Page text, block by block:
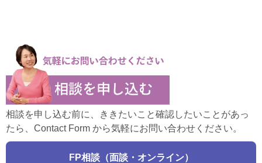
相談を申し込む前に、ききたいこと確認したいことがあっ
たら、Contact Form から気軽にお問い合わせください。
FP相談（面談・オンライン）